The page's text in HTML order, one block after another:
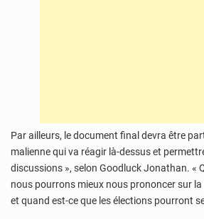
Par ailleurs, le document final devra être
malienne qui va réagir là-dessus et
discussions », selon Goodluck Jonathan. «
nous pourrons mieux nous prononcer sur la
et quand est-ce que les élections pourront